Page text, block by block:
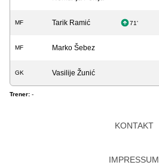
MF Tarik Ramić 71'
MF Marko Šebez
GK Vasilije Žunić
Trener: -
KONTAKT
IMPRESSUM